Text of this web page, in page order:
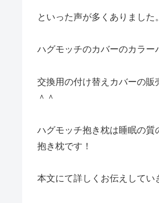
といった声が多くありました。
ハグモッチのカバーのカラー
交換用の付け替えカバーの
＾＾
ハグモッチ抱き枕は睡眠の
抱き枕です！
本文にて詳しくお伝えしてい